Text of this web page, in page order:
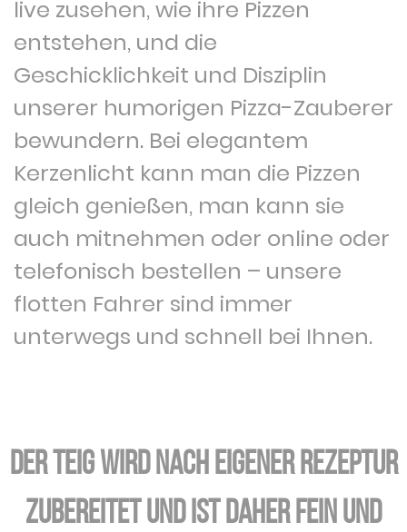
live zusehen, wie ihre Pizzen
entstehen, und die
Geschicklichkeit und Disziplin
unserer humorigen Pizza-Zauberer
bewundern. Bei elegantem
Kerzenlicht kann man die Pizzen
gleich genießen, man kann sie
auch mitnehmen oder online oder
telefonisch bestellen – unsere
flotten Fahrer sind immer
unterwegs und schnell bei Ihnen.
Der Teig wird nach eigener Rezeptur
zubereitet und ist daher fein und